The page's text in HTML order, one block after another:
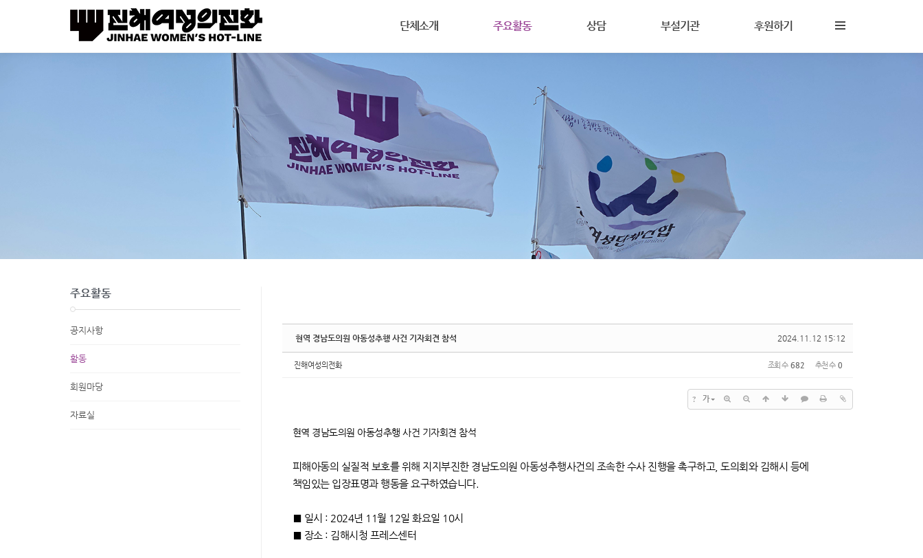
단체소개
주요사업
주요연혁
찾아오시는길
주요활동 상담 부설기관 후원하기
2024.11.12 15:12
현역 경남도의원 아동성추행 사건 기자회견 참석
진해여성의전화 조회 수 682 추천 수 0
? 가
현역 경남도의원 아동성추행 사건 기자회견 참석
피해아동의 실질적 보호를 위해 지지부진한 경남도의원 아동성추행사건의 조속한 수사 진행을 촉구하고, 도의회와 김해시 등에
책임있는 입장표명과 행동을 요구하였습니다.
■ 일시 : 2024년 11월 12일 화요일 10시
■ 장소 : 김해시청 프레스센터
주요활동
공지사항
활동
회원마당
자료실